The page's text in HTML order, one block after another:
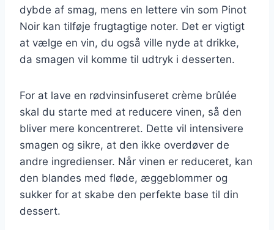
dybde af smag, mens en lettere vin som Pinot
Noir kan tilføje frugtagtige noter. Det er vigtigt
at vælge en vin, du også ville nyde at drikke,
da smagen vil komme til udtryk i desserten.
For at lave en rødvinsinfuseret crème brûlée
skal du starte med at reducere vinen, så den
bliver mere koncentreret. Dette vil intensivere
smagen og sikre, at den ikke overdøver de
andre ingredienser. Når vinen er reduceret, kan
den blandes med fløde, æggeblommer og
sukker for at skabe den perfekte base til din
dessert.